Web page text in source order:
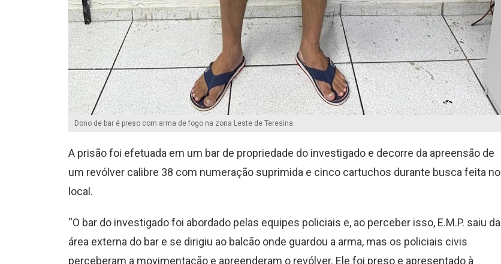
Dono de bar é preso com arma de fogo na zona Leste de Teresina
A prisão foi efetuada em um bar de propriedade do investigado e decorre da apreensão de
um revólver calibre 38 com numeração suprimida e cinco cartuchos durante busca feita no
local.
“O bar do investigado foi abordado pelas equipes policiais e, ao perceber isso, E.M.P. saiu da
área externa do bar e se dirigiu ao balcão onde guardou a arma, mas os policiais civis
perceberam a movimentação e apreenderam o revólver. Ele foi preso e apresentado à